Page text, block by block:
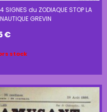
du ZODIAQUE STOP LA
GREVIN
€
stock